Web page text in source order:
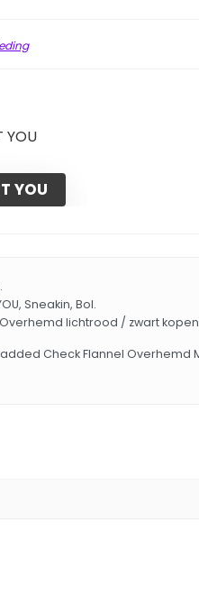
prijs was:
YOU
YOU
Sneakin, Bol.
lichtrood / zwart
Check Flannel Overhemd